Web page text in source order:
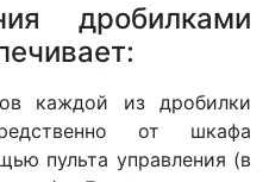
дробилками
каждой из дробилки
от шкафа
пульта управления (в